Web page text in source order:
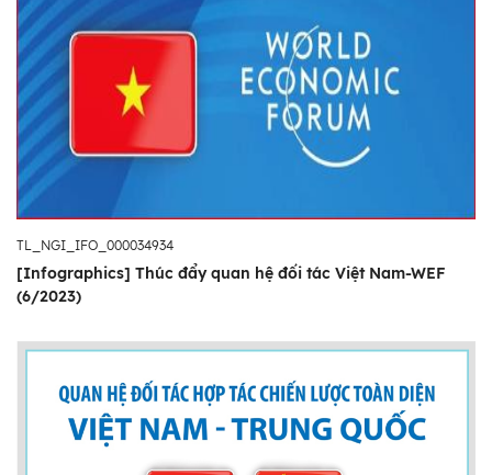
TL_NGI_IFO_000034934
[Infographics] Thúc đẩy quan hệ đối tác Việt Nam-WEF
(6/2023)